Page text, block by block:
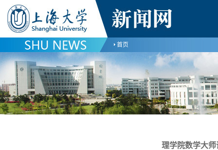
首页
理学院数学大